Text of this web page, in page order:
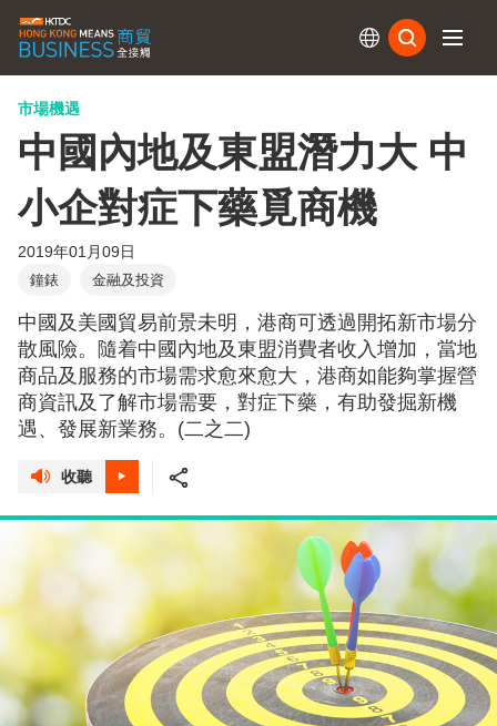
市場機遇
中國內地及東盟潛力大 中
小企對症下藥覓商機
2019年01月09日
鐘錶 金融及投資
中國及美國貿易前景未明，港商可透過開拓新市場分
散風險。隨着中國內地及東盟消費者收入增加，當地
商品及服務的市場需求愈來愈大，港商如能夠掌握營
商資訊及了解市場需要，對症下藥，有助發掘新機
遇、發展新業務。(二之二)
收聽